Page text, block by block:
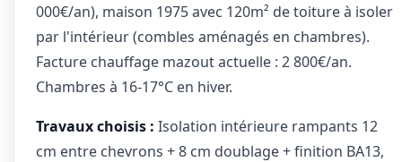
000€/an), maison 1975 avec 120m² de toiture à isoler
par l'intérieur (combles aménagés en chambres).
Facture chauffage mazout actuelle : 2 800€/an.
Chambres à 16-17°C en hiver.
Travaux choisis : Isolation intérieure rampants 12
cm entre chevrons + 8 cm doublage + finition BA13,